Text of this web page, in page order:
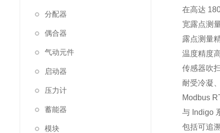
分配器
偶合器
气动元件
启动器
压力计
蓄能器
模块
在高达
宽露点测
露点测量
温度精度
传感器吹
耐受冷凝
Modbus
与 Indigo
包括可追